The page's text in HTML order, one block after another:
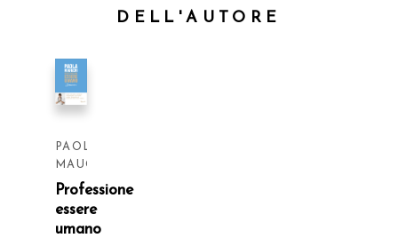
DELL'AUTORE
PAOLA
MAUGERI
Professione
essere
umano